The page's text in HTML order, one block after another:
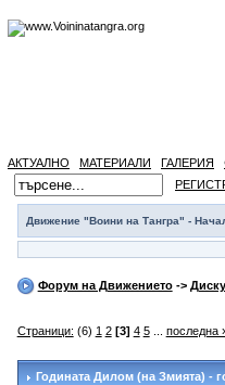
АКТУАЛНО МАТЕРИАЛИ ГАЛЕРИЯ
Движение "Воини на Тангра" -
Форум на Движението->
Страници: (6) 1 2 [3] 4 5... последна
Годината Дилом (на Змията) -